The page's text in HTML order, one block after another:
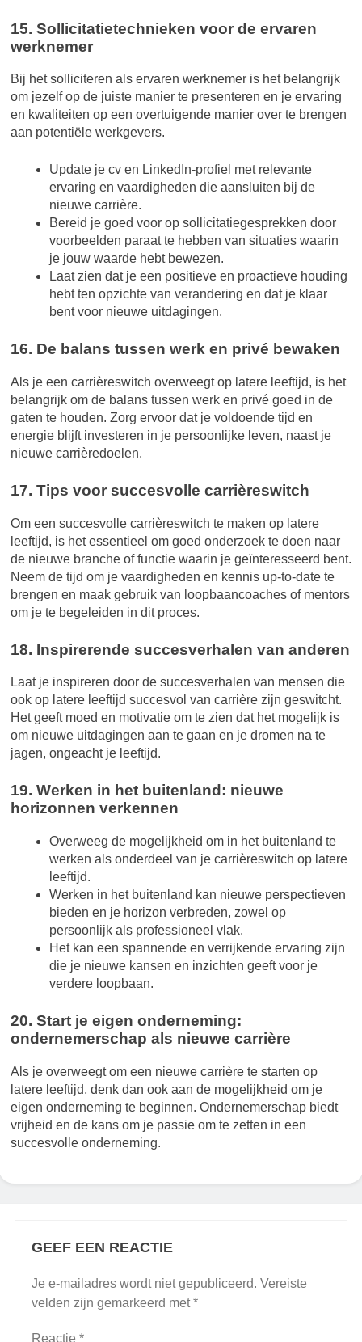
15. Sollicitatietechnieken voor de ervaren
werknemer
Bij het solliciteren als ervaren werknemer is het belangrijk
om jezelf op de juiste manier te presenteren en je ervaring
en kwaliteiten op een overtuigende manier over te brengen
aan potentiële werkgevers.
Update je cv en LinkedIn-profiel met relevante
ervaring en vaardigheden die aansluiten bij de
nieuwe carrière.
Bereid je goed voor op sollicitatiegesprekken door
voorbeelden paraat te hebben van situaties waarin
je jouw waarde hebt bewezen.
Laat zien dat je een positieve en proactieve houding
hebt ten opzichte van verandering en dat je klaar
bent voor nieuwe uitdagingen.
16. De balans tussen werk en privé bewaken
Als je een carrièreswitch overweegt op latere leeftijd, is het
belangrijk om de balans tussen werk en privé goed in de
gaten te houden. Zorg ervoor dat je voldoende tijd en
energie blijft investeren in je persoonlijke leven, naast je
nieuwe carrièredoelen.
17. Tips voor succesvolle carrièreswitch
Om een succesvolle carrièreswitch te maken op latere
leeftijd, is het essentieel om goed onderzoek te doen naar
de nieuwe branche of functie waarin je geïnteresseerd bent.
Neem de tijd om je vaardigheden en kennis up-to-date te
brengen en maak gebruik van loopbaancoaches of mentors
om je te begeleiden in dit proces.
18. Inspirerende succesverhalen van anderen
Laat je inspireren door de succesverhalen van mensen die
ook op latere leeftijd succesvol van carrière zijn geswitcht.
Het geeft moed en motivatie om te zien dat het mogelijk is
om nieuwe uitdagingen aan te gaan en je dromen na te
jagen, ongeacht je leeftijd.
19. Werken in het buitenland: nieuwe
horizonnen verkennen
Overweeg de mogelijkheid om in het buitenland te
werken als onderdeel van je carrièreswitch op latere
leeftijd.
Werken in het buitenland kan nieuwe perspectieven
bieden en je horizon verbreden, zowel op
persoonlijk als professioneel vlak.
Het kan een spannende en verrijkende ervaring zijn
die je nieuwe kansen en inzichten geeft voor je
verdere loopbaan.
20. Start je eigen onderneming:
ondernemerschap als nieuwe carrière
Als je overweegt om een nieuwe carrière te starten op
latere leeftijd, denk dan ook aan de mogelijkheid om je
eigen onderneming te beginnen. Ondernemerschap biedt
vrijheid en de kans om je passie om te zetten in een
succesvolle onderneming.
GEEF EEN REACTIE
Je e-mailadres wordt niet gepubliceerd. Vereiste
velden zijn gemarkeerd met*
Reactie *